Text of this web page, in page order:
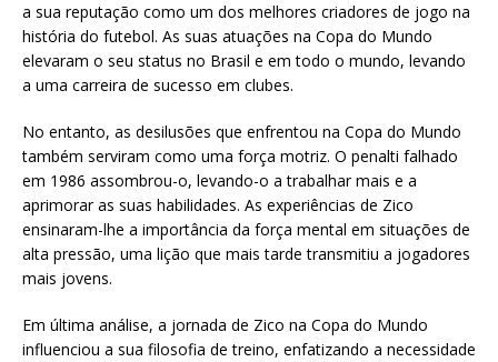
a sua reputação como um dos melhores criadores de jogo na
história do futebol. As suas atuações na Copa do Mundo
elevaram o seu status no Brasil e em todo o mundo, levando
a uma carreira de sucesso em clubes.
No entanto, as desilusões que enfrentou na Copa do Mundo
também serviram como uma força motriz. O penalti falhado
em 1986 assombrou-o, levando-o a trabalhar mais e a
aprimorar as suas habilidades. As experiências de Zico
ensinaram-lhe a importância da força mental em situações de
alta pressão, uma lição que mais tarde transmitiu a jogadores
mais jovens.
Em última análise, a jornada de Zico na Copa do Mundo
influenciou a sua filosofia de treino, enfatizando a necessidade